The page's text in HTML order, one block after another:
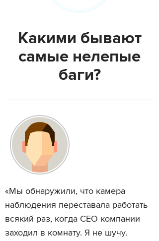
Какими бывают
самые нелепые
баги?
«Мы обнаружили, что камера
наблюдения переставала работать
всякий раз, когда CEO компании
заходил в комнату. Я не шучу.